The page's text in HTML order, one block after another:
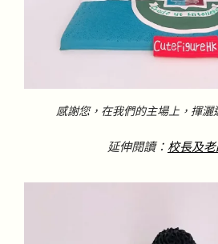
感謝您，在我們的主場上，揮灑
延伸閱讀： 校長及